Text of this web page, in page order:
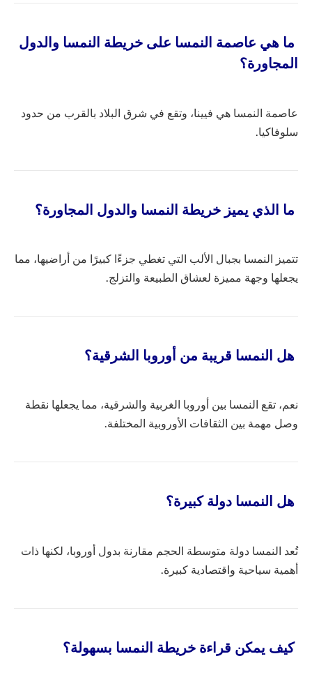
ما هي عاصمة النمسا على خريطة النمسا والدول
المجاورة؟
عاصمة النمسا هي فيينا، وتقع في شرق البلاد بالقرب من حدود
سلوفاكيا.
ما الذي يميز خريطة النمسا والدول المجاورة؟
تتميز النمسا بجبال الألب التي تغطي جزءًا كبيرًا من أراضيها، مما
يجعلها وجهة مميزة لعشاق الطبيعة والتزلج.
هل النمسا قريبة من أوروبا الشرقية؟
نعم، تقع النمسا بين أوروبا الغربية والشرقية، مما يجعلها نقطة
وصل مهمة بين الثقافات الأوروبية المختلفة.
هل النمسا دولة كبيرة؟
تُعد النمسا دولة متوسطة الحجم مقارنة بدول أوروبا، لكنها ذات
أهمية سياحية واقتصادية كبيرة.
كيف يمكن قراءة خريطة النمسا بسهولة؟